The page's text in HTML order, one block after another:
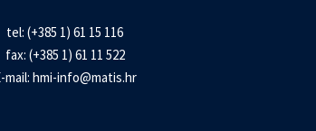
tel: (+385 1) 61 15 116
fax: (+385 1) 61 11 522
mail: hmi-info@matis.hr